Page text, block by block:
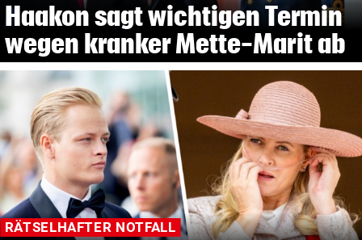
Haakon sagt wichtigen Termin
wegen kranker Mette-Marit ab
RÄTSELHAFTER NOTFALL